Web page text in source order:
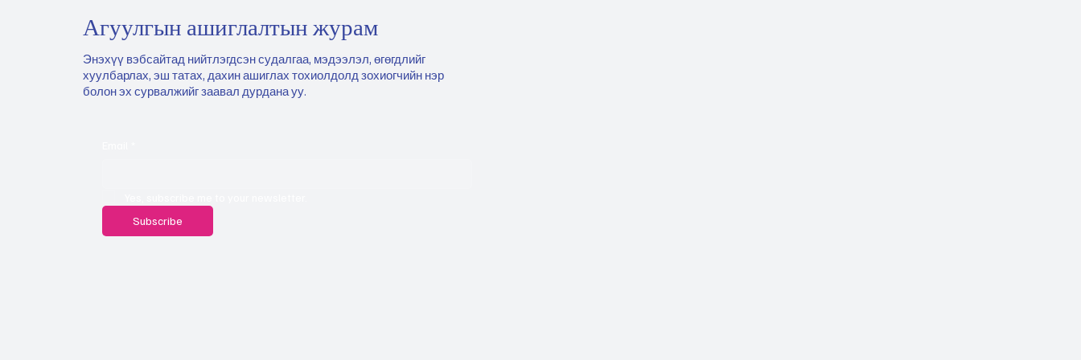
Агуулгын ашиглалтын журам
Subscribe
Энэхүү вэбсайтад нийтлэгдсэн судалгаа, мэдээлэл, өгөгдлийг
хуулбарлах, эш татах, дахин ашиглах тохиолдолд зохиогчийн нэр
болон эх сурвалжийг заавал дурдана уу.